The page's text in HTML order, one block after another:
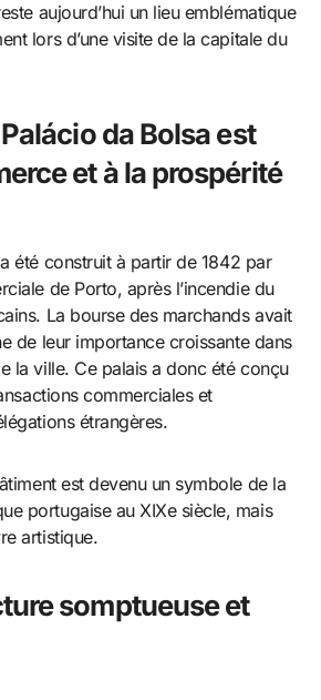
aujourd’hui un lieu emblématique
lors d’une visite de la capitale du
da Bolsa est
et à la prospérité
été construit à partir de 1842 par
de Porto, après l’incendie du
La bourse des marchands avait
de leur importance croissante dans
la ville. Ce palais a donc été conçu
commerciales et
étrangères.
est devenu un symbole de la
portugaise au XIXe siècle, mais
artistique.
somptueuse et